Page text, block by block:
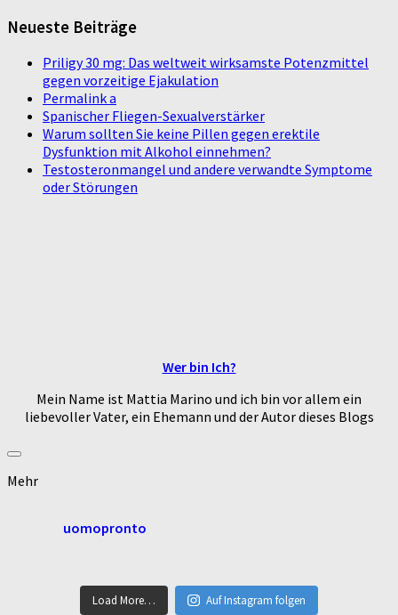
Neueste Beiträge
Priligy 30 mg: Das weltweit wirksamste Potenzmittel
gegen vorzeitige Ejakulation
Permalink a
Spanischer Fliegen-Sexualverstärker
Warum sollten Sie keine Pillen gegen erektile
Dysfunktion mit Alkohol einnehmen?
Testosteronmangel und andere verwandte Symptome
oder Störungen
Wer bin Ich?
Mein Name ist Mattia Marino und ich bin vor allem ein
liebevoller Vater, ein Ehemann und der Autor dieses Blogs
Mehr
uomopronto
Load More… Auf Instagram folgen